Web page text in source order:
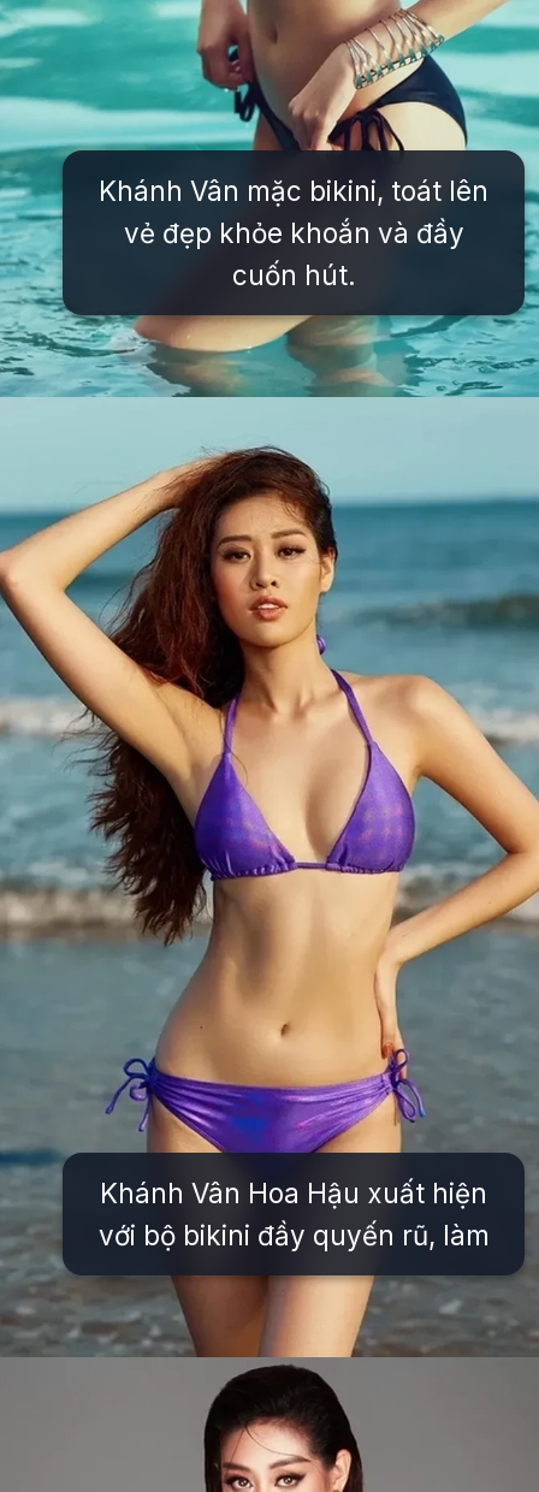
Khánh Vân mặc bikini, toát lên
vẻ đẹp khỏe khoắn và đầy
cuốn hút.
Khánh Vân Hoa Hậu xuất hiện
với bộ bikini đầy quyến rũ, làm
https://issiloo.edu.vn/khanh-van